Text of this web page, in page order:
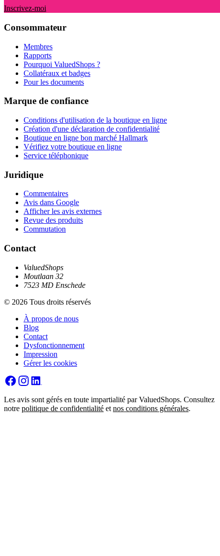
Inscrivez-moi
Consommateur
Membres
Rapports
Pourquoi ValuedShops ?
Collatéraux et badges
Pour les documents
Marque de confiance
Conditions d'utilisation de la boutique en ligne
Création d'une déclaration de confidentialité
Boutique en ligne bon marché Hallmark
Vérifiez votre boutique en ligne
Service téléphonique
Juridique
Commentaires
Avis dans Google
Afficher les avis externes
Revue des produits
Commutation
Contact
ValuedShops
Moutlaan 32
7523 MD Enschede
© 2026 Tous droits réservés
À propos de nous
Blog
Contact
Dysfonctionnement
Impression
Gérer les cookies
Les avis sont gérés en toute impartialité par ValuedShops. Consultez
notre politique de confidentialité et nos conditions générales.